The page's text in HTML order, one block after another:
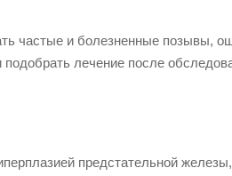
частые и болезненные позывы,
лечение после
предстательной